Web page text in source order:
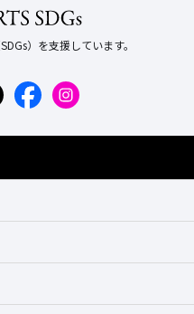
）を支援しています。